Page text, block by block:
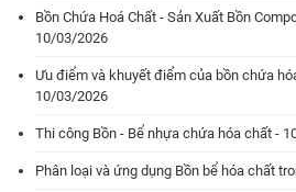
Bồn Chứa Hoá Chất - Sản Xuất Bồn
10/03/2026
Ưu điểm và khuyết điểm của bồn chứa
10/03/2026
Thi công Bồn - Bể nhựa chứa hóa chất -
Phân loại và ứng dụng Bồn bể hóa chất